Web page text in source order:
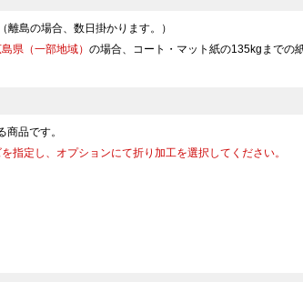
円 112,330円 -
円
円 @17.6円
離島の場合、数日掛かります。）
県（一部地域） の場合、コート・マット紙の135kgまでの
品です。
指定し、オプションにて折り加工を選択してください。